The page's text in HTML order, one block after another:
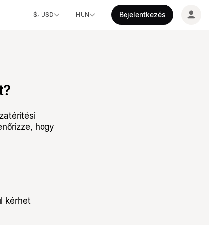
$, USD HUN Bejelentkezés
hogy
kérhet